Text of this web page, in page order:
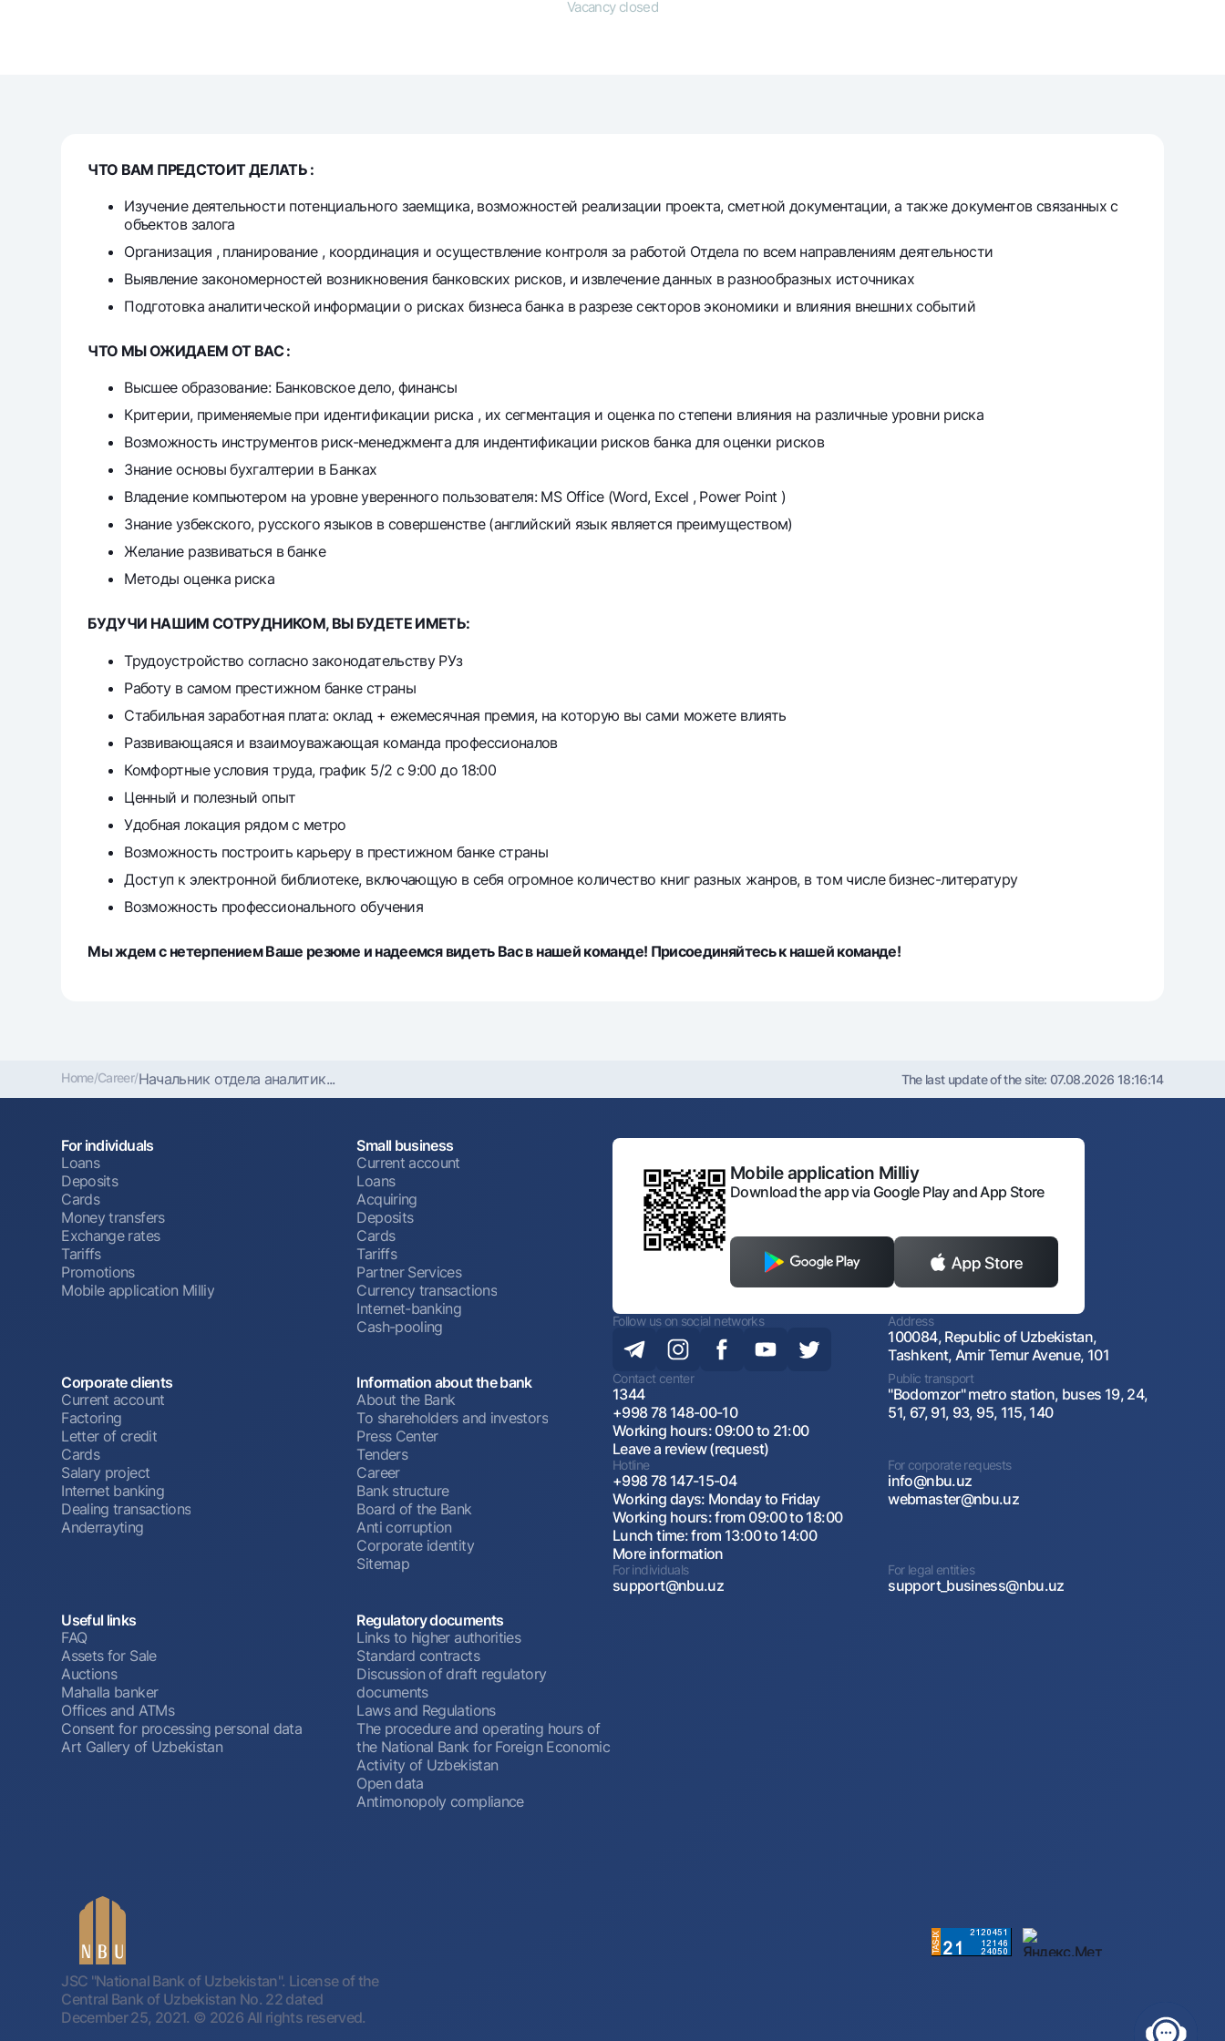
Helpful links
Press Center Consent for processing personal data
Vacancy closed
ЧТО ВАМ ПРЕДСТОИТ ДЕЛАТЬ :
Изучение деятельности потенциального заемщика, возможностей реализации проекта, сметной документации, а также документов связанных с
объектов залога
Организация , планирование , координация и осуществление контроля за работой Отдела по всем направлениям деятельности
Выявление закономерностей возникновения банковских рисков, и извлечение данных в разнообразных источниках
Подготовка аналитической информации о рисках бизнеса банка в разрезе секторов экономики и влияния внешних событий
ЧТО МЫ ОЖИДАЕМ ОТ ВАС :
Высшее образование: Банковское дело, финансы
Критерии, применяемые при идентификации риска , их сегментация и оценка по степени влияния на различные уровни риска
Возможность инструментов риск-менеджмента для индентификации рисков банка для оценки рисков
Знание основы бухгалтерии в Банках
Владение компьютером на уровне уверенного пользователя: MS Office (Word, Excel , Power Point )
Знание узбекского, русского языков в совершенстве (английский язык является преимуществом)
Желание развиваться в банке
Методы оценка риска
БУДУЧИ НАШИМ СОТРУДНИКОМ, ВЫ БУДЕТЕ ИМЕТЬ:
Трудоустройство согласно законодательству РУз
Работу в самом престижном банке страны
Стабильная заработная плата: оклад + ежемесячная премия, на которую вы сами можете влиять
Развивающаяся и взаимоуважающая команда профессионалов
Комфортные условия труда, график 5/2 с 9:00 до 18:00
Ценный и полезный опыт
Удобная локация рядом с метро
Возможность построить карьеру в престижном банке страны
Доступ к электронной библиотеке, включающую в себя огромное количество книг разных жанров, в том числе бизнес-литературу
Возможность профессионального обучения
Мы ждем с нетерпением Ваше резюме и надеемся видеть Вас в нашей команде! Присоединяйтесь к нашей команде!
Home/Career/Начальник отдела аналитик... The last update of the site: 07.08.2026 18:16:14
For individuals
Loans
Deposits
Cards
Money transfers
Exchange rates
Tariffs
Promotions
Mobile application Milliy
Small business
Current account
Loans
Acquiring
Deposits
Cards
Tariffs
Partner Services
Currency transactions
Internet-banking
Cash-pooling
Corporate clients
Current account
Factoring
Letter of credit
Cards
Salary project
Internet banking
Dealing transactions
Anderrayting
Information about the bank
About the Bank
To shareholders and investors
Press Center
Tenders
Career
Bank structure
Board of the Bank
Anti corruption
Corporate identity
Sitemap
Useful links
FAQ
Assets for Sale
Auctions
Mahalla banker
Offices and ATMs
Consent for processing personal data
Art Gallery of Uzbekistan
Regulatory documents
Links to higher authorities
Standard contracts
Discussion of draft regulatory
documents
Laws and Regulations
The procedure and operating hours of
the National Bank for Foreign Economic
Activity of Uzbekistan
Open data
Antimonopoly compliance
Mobile application Milliy
Download the app via Google Play and App Store
Follow us on social networks Address
100084, Republic of Uzbekistan,
Tashkent, Amir Temur Avenue, 101
Contact center
1344
+998 78 148-00-10
Working hours: 09:00 to 21:00
Leave a review (request)
Public transport
"Bodomzor" metro station, buses 19, 24,
51, 67, 91, 93, 95, 115, 140
Hotline
+998 78 147-15-04
Working days: Monday to Friday
Working hours: from 09:00 to 18:00
Lunch time: from 13:00 to 14:00
More information
For corporate requests
info@nbu.uz
webmaster@nbu.uz
For individuals
support@nbu.uz
For legal entities
support_business@nbu.uz
JSC "National Bank of Uzbekistan". License of the
Central Bank of Uzbekistan No. 22 dated
December 25, 2021. © 2026 All rights reserved.